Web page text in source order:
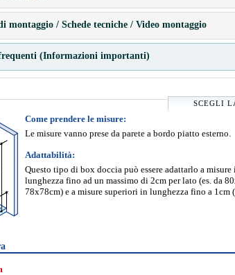
montaggio / Schede tecniche / Video montaggio
(Informazioni importanti)
SCEGLI
Come prendere le misure:
Le misure vanno prese da parete a bordo piatto esterno.
Adattabilità:
Questo tipo di box doccia può essere adattarlo a
lunghezza fino ad un massimo di 2cm per lato (es. da
78x78cm) e a misure superiori in lunghezza fino a 1cm